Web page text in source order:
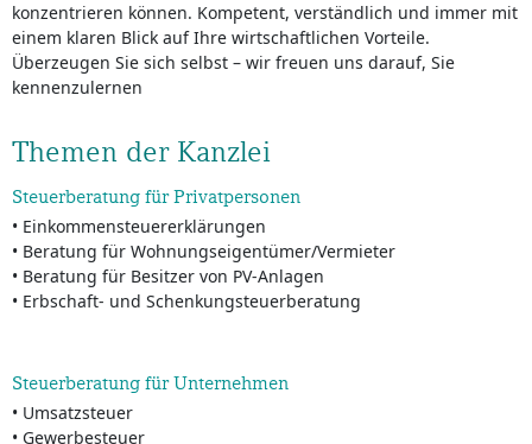
konzentrieren können. Kompetent, verständlich und immer mit
einem klaren Blick auf Ihre wirtschaftlichen Vorteile.
Überzeugen Sie sich selbst – wir freuen uns darauf, Sie
kennenzulernen
Themen der Kanzlei
Steuerberatung für Privatpersonen
• Einkommensteuererklärungen
• Beratung für Wohnungseigentümer/Vermieter
• Beratung für Besitzer von PV-Anlagen
• Erbschaft- und Schenkungsteuerberatung
Steuerberatung für Unternehmen
• Umsatzsteuer
• Gewerbesteuer